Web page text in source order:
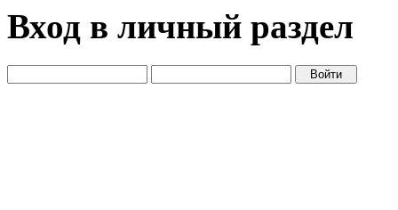
Вход в личный раздел